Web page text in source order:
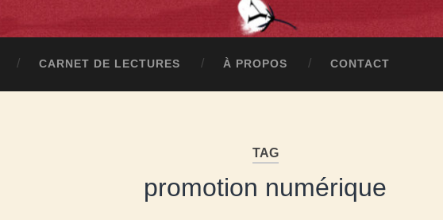
CARNET DE LECTURES À PROPOS CONTACT
TAG
promotion numérique